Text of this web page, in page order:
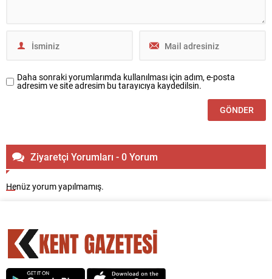
Daha sonraki yorumlarımda kullanılması için adım, e-posta
adresim ve site adresim bu tarayıcıya kaydedilsin.
Ziyaretçi Yorumları - 0 Yorum
Henüz yorum yapılmamış.